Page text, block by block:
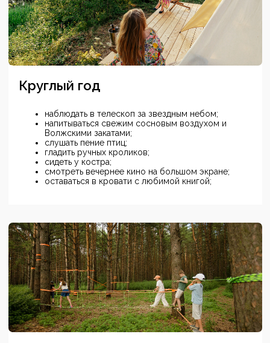
активный семейный отдых и
знакомство с парусным спортом
Подробнее